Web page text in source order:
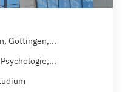
Göttingen,...